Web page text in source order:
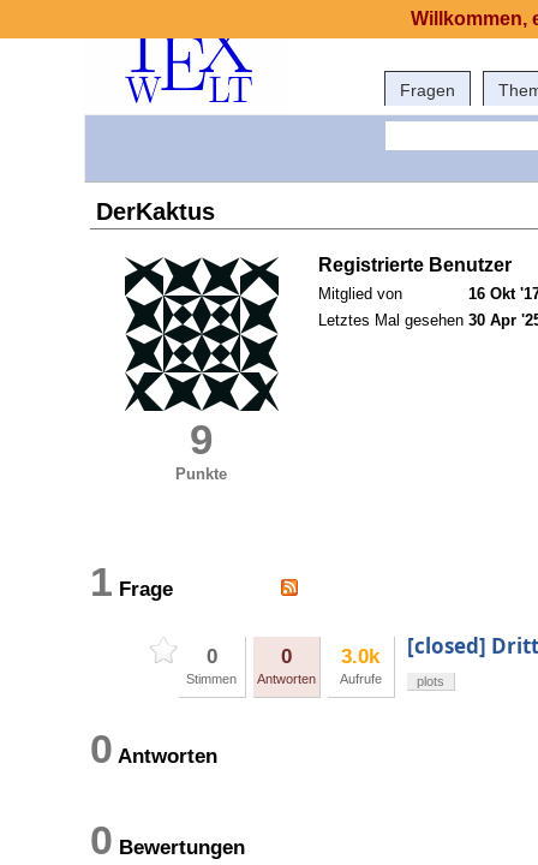
Fragen
DerKaktus
9
Punkte
Registrierte Benutzer
Mitglied von
16 Okt
Letztes Mal gesehen 30 Apr
1 Frage
0
Stimmen
0
Antworten
3.0k
Aufrufe
[closed]
plots
0 Antworten
0 Bewertungen
Willkommen,